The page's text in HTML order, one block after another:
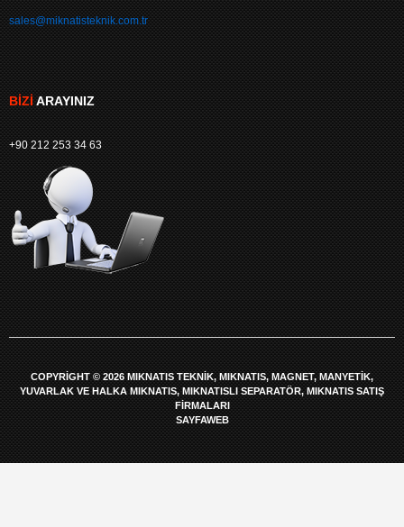
sales@miknatisteknik.com.tr
BIZIARAYINIZ
+90 212 253 34 63
COPYRIGHT © 2026 MIKNATIS TEKNIK, MIKNATIS, MAGNET, MANYETIK,
YUVARLAK VE HALKA MIKNATIS, MIKNATISLI SEPARATÖR, MIKNATIS SATIŞ
FIRMALARI
SAYFAWEB